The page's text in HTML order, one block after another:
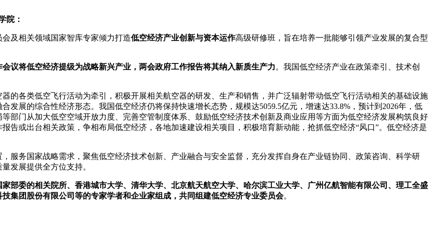
院：
及相关领域国家智库专家倾力打造低空经济产业创新与资本运作高级研修班，旨在培养一批能够引领产业发展的复合型
会议将低空经济提级为战略新兴产业，两会政府工作报告将其纳入新质生产力。我国低空经济产业在政策牵引、技术创
各类低空飞行活动为牵引，积极开展相关航空器的研发、生产和销售，并广泛辐射带动低空飞行活动相关的基础设施
发展的综合性经济形态。我国低空经济仍将保持快速增长态势，规模达5059.5亿元，增速达33.8%，预计到2026年，低
部门从加大低空空域开放力度、完善空管制度体系、鼓励低空经济技术创新及商业应用等方面为低空经济发展构筑良好
告或出台相关政策，争相布局低空经济，各地加速建设相关项目，积极培育新动能，抢抓低空经济“风口”。低空经济是
务国家战略需求，聚焦低空经济技术创新、产业融合与安全监督，充分发挥自身在产业链协同、政策咨询、科学研
发展提供全方位支持。
部委的相关院所、香港城市大学、清华大学、北京航天航空大学、哈尔滨工业大学、广州亿航智能有限公司、理工全盛
集团股份有限公司等的专家学者和企业家组成，共同组建低空经济专业委员会。